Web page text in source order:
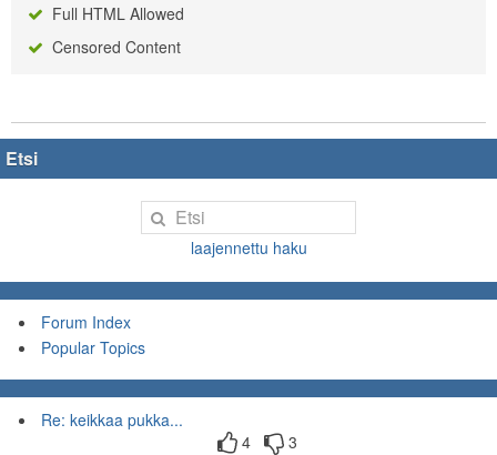
Full HTML Allowed
Censored Content
Etsi
laajennettu haku
Forum Index
Popular Topics
Re: keikkaa pukka...
4
3